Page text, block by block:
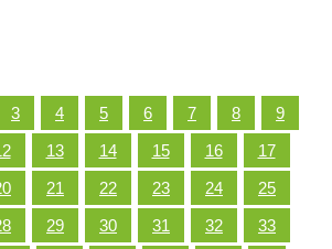
3 4 5 6 7 8
9
13 14 15 16
17
21 22 23 24
25
29 30 31 32
33